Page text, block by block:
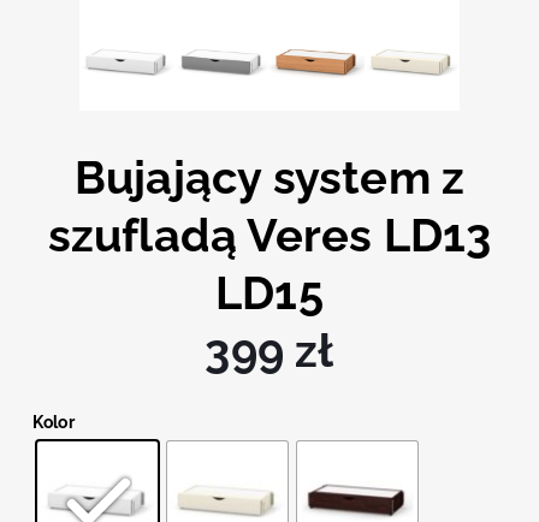
Bujający system z
szufladą Veres LD13
LD15
399 zł
Kolor